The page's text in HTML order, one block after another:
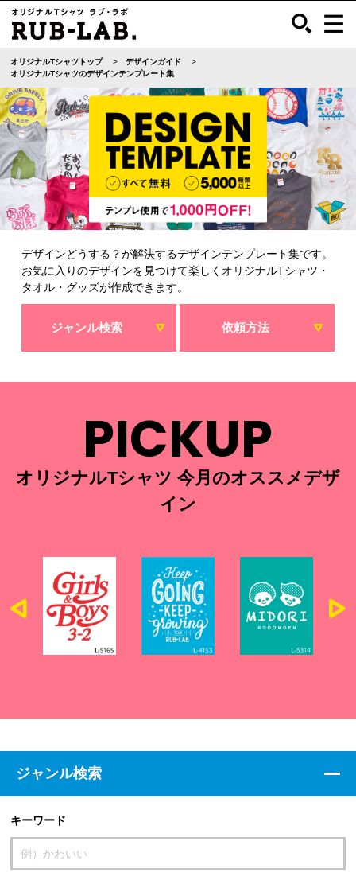
オリジナルTシャツトップ
デザインガイド
オリジナルTシャツのデザインテンプレート集
デザインどうする？が解決するデザインテンプレート集です。
お気に入りのデザインを見つけて楽しくオリジナルTシャツ・
タオル・グッズが作成できます。
ジャンル検索 依頼方法
PICKUP
オリジナルTシャツ 今月のオススメデザ
イン
ジャンル検索
キーワード